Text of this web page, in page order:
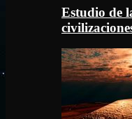
Estudio de